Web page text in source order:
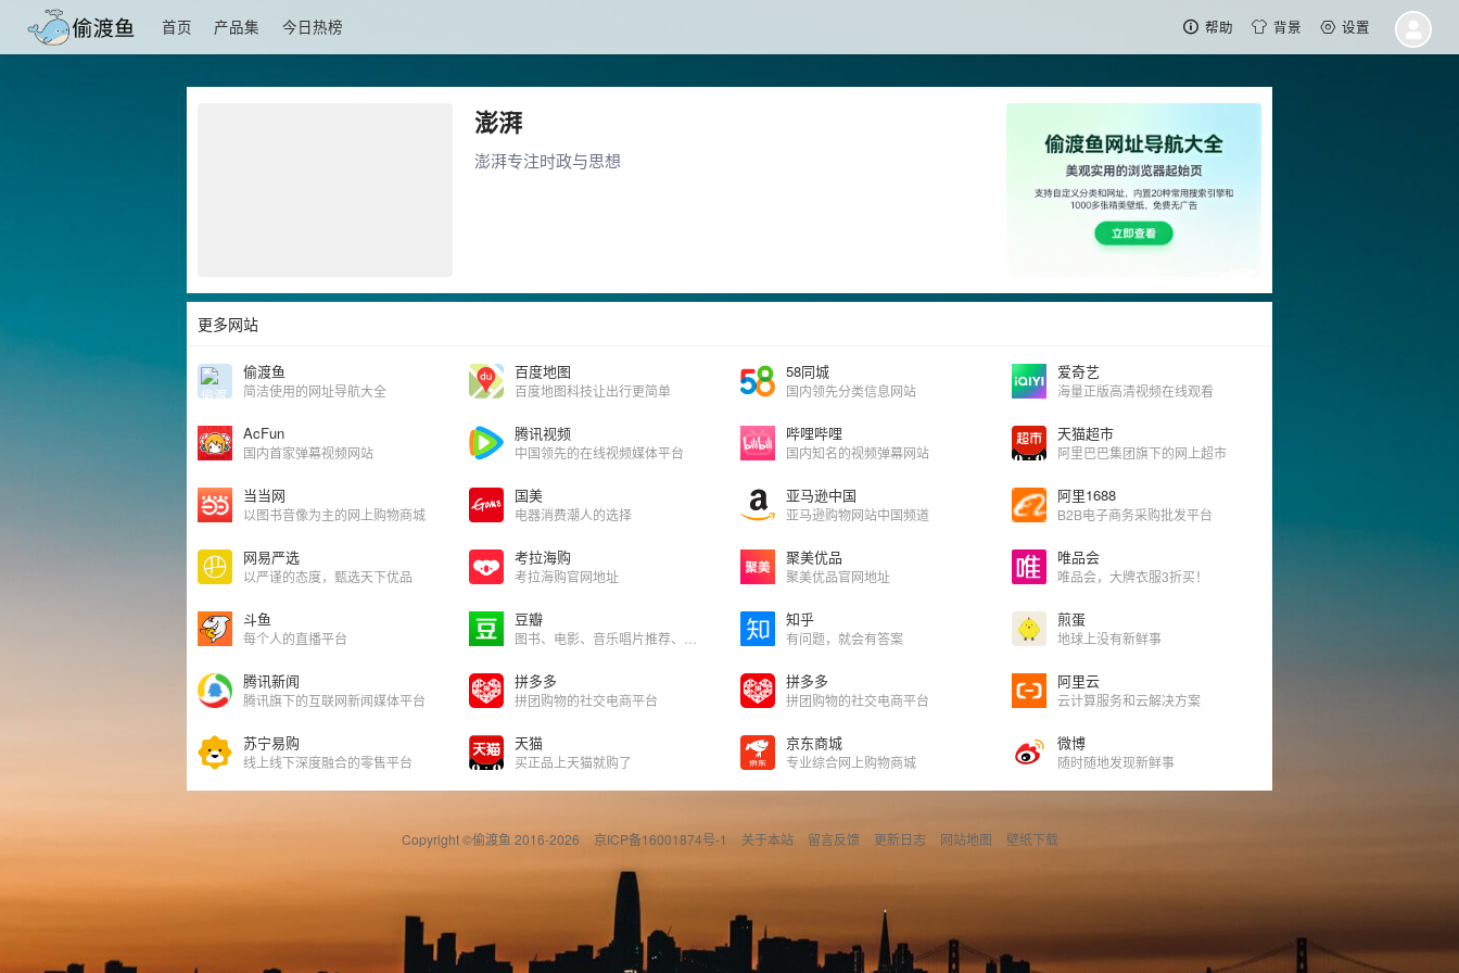
首页 产品集 今日热榜 帮助 背景 设置
澎湃
澎湃专注时政与思想
更多网站
偷渡鱼
简洁使用的网址导航大全
百度地图
百度地图科技让出行更简单
58同城
国内领先分类信息网站
爱奇艺
海量正版高清视频在线观看
AcFun
国内首家弹幕视频网站
腾讯视频
中国领先的在线视频媒体平台
哔哩哔哩
国内知名的视频弹幕网站
天猫超市
阿里巴巴集团旗下的网上超市
当当网
以图书音像为主的网上购物商城
国美
电器消费潮人的选择
亚马逊中国
亚马逊购物网站中国频道
阿里1688
B2B电子商务采购批发平台
网易严选
以严谨的态度，甄选天下优品
考拉海购
考拉海购官网地址
聚美优品
聚美优品官网地址
唯品会
唯品会，大牌衣服3折买！
斗鱼
每个人的直播平台
豆瓣 知乎
有问题，就会有答案
煎蛋
地球上没有新鲜事
腾讯新闻
腾讯旗下的互联网新闻媒体平台
拼多多
拼团购物的社交电商平台
拼多多
拼团购物的社交电商平台
阿里云
云计算服务和云解决方案
苏宁易购
线上线下深度融合的零售平台
天猫
买正品上天猫就购了
京东商城
专业综合网上购物商城
微博
随时随地发现新鲜事
Copyright ©偷渡鱼 2016-2026 京ICP备16001874号-1 关于本站 留言反馈 更新日志 网站地图 壁纸下载